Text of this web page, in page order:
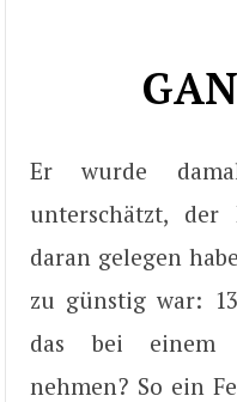
Er wurde
unterschätzt, der
daran gelegen
zu günstig war:
das bei einem
nehmen? So ein